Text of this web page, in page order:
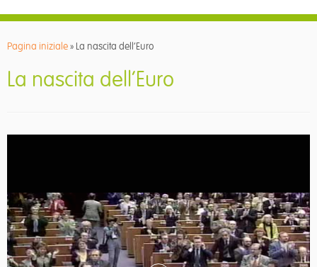
Pagina iniziale» La nascita dell’Euro
La nascita dell’Euro